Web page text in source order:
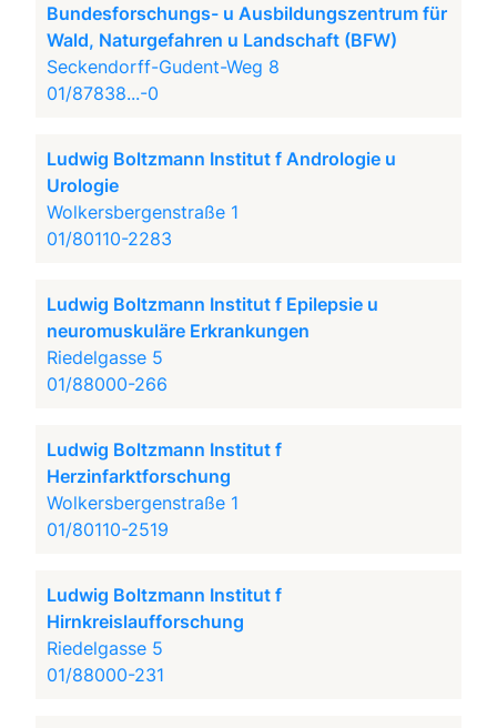
Bundesforschungs- u Ausbildungszentrum für
Wald, Naturgefahren u Landschaft (BFW)
Seckendorff-Gudent-Weg 8
01/87838...-0
Ludwig Boltzmann Institut f Andrologie u
Urologie
Wolkersbergenstraße 1
01/80110-2283
Ludwig Boltzmann Institut f Epilepsie u
neuromuskuläre Erkrankungen
Riedelgasse 5
01/88000-266
Ludwig Boltzmann Institut f
Herzinfarktforschung
Wolkersbergenstraße 1
01/80110-2519
Ludwig Boltzmann Institut f
Hirnkreislaufforschung
Riedelgasse 5
01/88000-231